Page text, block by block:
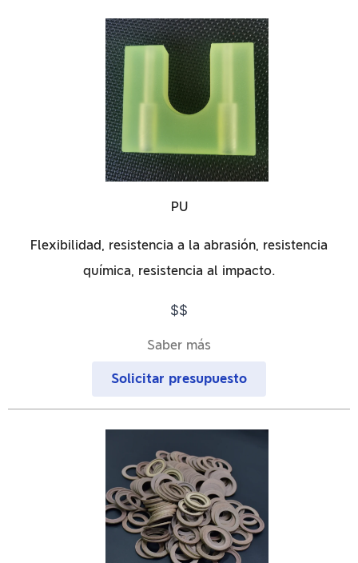
PU
Flexibilidad, resistencia a la abrasión, resistencia
química, resistencia al impacto.
$$
Saber más
Solicitar presupuesto